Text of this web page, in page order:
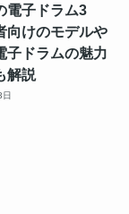
電子ドラム3
向けのモデルや
子ドラムの魅力
解説